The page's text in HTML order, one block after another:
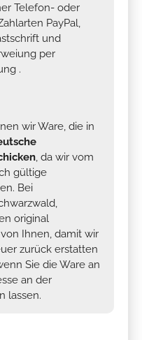
Telefon- oder
PayPal,
und
per
.
wir Ware, die in
, da wir vom
gültige
Bei
original
Ihnen, damit wir
zurück erstatten
Sie die Ware an
an der
lassen.